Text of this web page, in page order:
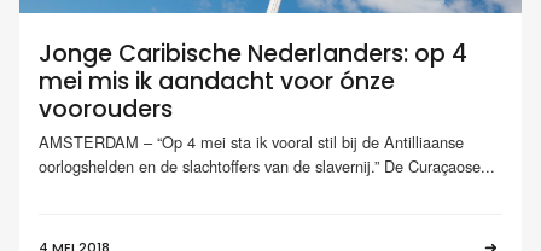
Jonge Caribische Nederlanders: op 4
mei mis ik aandacht voor ónze
voorouders
AMSTERDAM – “Op 4 mei sta ik vooral stil bij de Antilliaanse
oorlogshelden en de slachtoffers van de slavernij.” De Curaçaose...